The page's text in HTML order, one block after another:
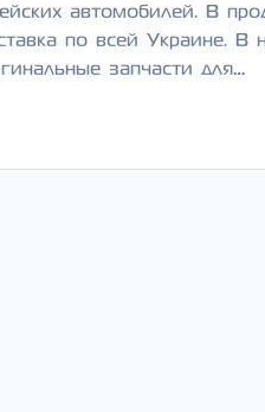
автомобилей. В
по всей Украине.
запчасти для…